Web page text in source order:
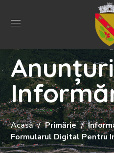
Acasă Primărie
Formularul Digital Pentru